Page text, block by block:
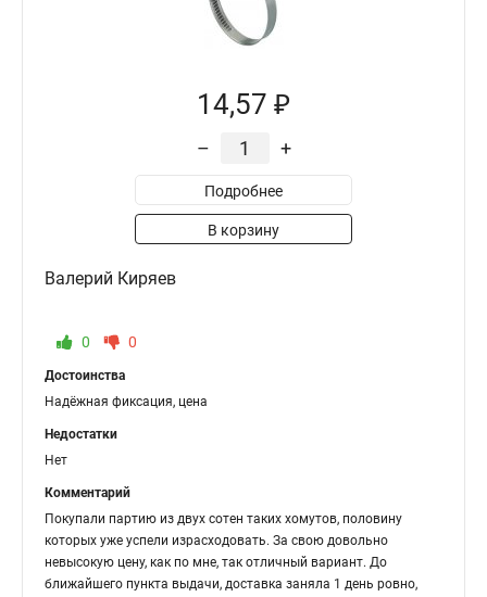
14,57 ₽
– +
Подробнее
В корзину
Валерий Киряев
0 0
Достоинства
Надёжная фиксация, цена
Недостатки
Нет
Комментарий
Покупали партию из двух сотен таких хомутов, половину
которых уже успели израсходовать. За свою довольно
невысокую цену, как по мне, так отличный вариант. До
ближайшего пункта выдачи, доставка заняла 1 день ровно,